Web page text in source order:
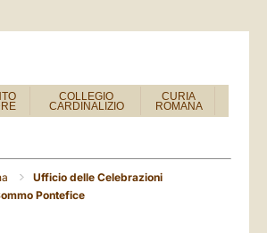
COLLEGIO
CARDINALIZIO
CURIA
ROMANA
Ufficio delle Celebrazioni
Pontefice